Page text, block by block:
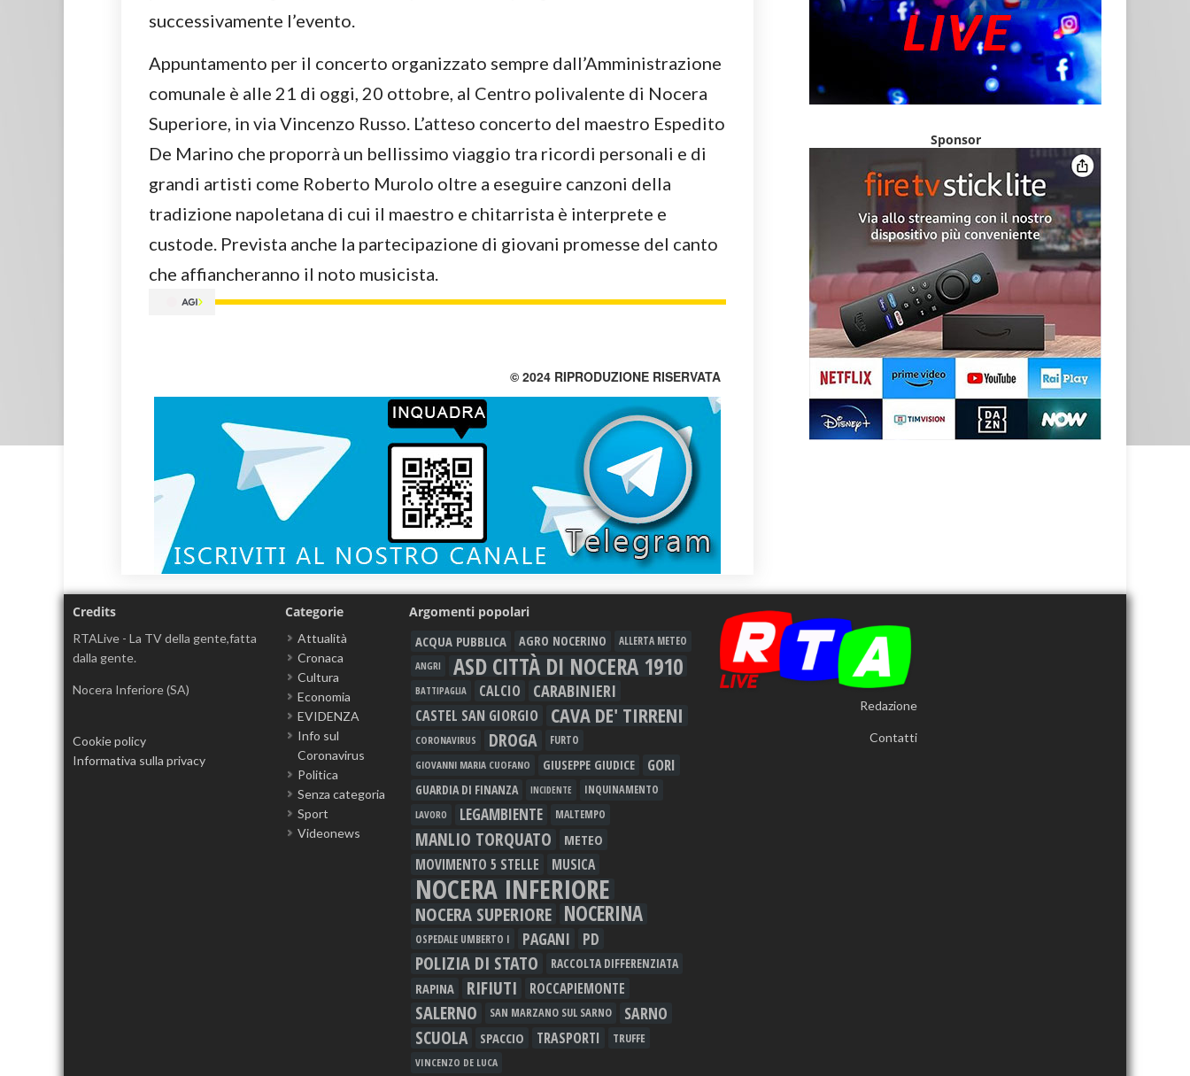
successivamente l’evento.
Appuntamento per il concerto organizzato sempre dall’Amministrazione
comunale è alle 21 di oggi, 20 ottobre, al Centro polivalente di Nocera
Superiore, in via Vincenzo Russo. L’atteso concerto del maestro Espedito
De Marino che proporrà un bellissimo viaggio tra ricordi personali e di
grandi artisti come Roberto Murolo oltre a eseguire canzoni della
tradizione napoletana di cui il maestro e chitarrista è interprete e
custode. Prevista anche la partecipazione di giovani promesse del canto
che affiancheranno il noto musicista.
© 2024 RIPRODUZIONE RISERVATA
Sponsor
Credits
RTALive - La TV della gente,fatta
dalla gente.
Nocera Inferiore (SA)
Cookie policy
Informativa sulla privacy
Categorie
Attualità
Cronaca
Cultura
Economia
EVIDENZA
Info sul
Coronavirus
Politica
Senza categoria
Sport
Videonews
Argomenti popolari
ACQUA PUBBLICA AGRO NOCERINO
ALLERTA METEO
ANGRI
ASD CITTÀ DI NOCERA 1910
BATTIPAGLIA CALCIO CARABINIERI
CASTEL SAN GIORGIO CAVA DE' TIRRENI
CORONAVIRUS DROGA FURTO
GIOVANNI MARIA CUOFANO GIUSEPPE GIUDICE GORI
GUARDIA DI FINANZA INCIDENTE INQUINAMENTO
LAVORO LEGAMBIENTE MALTEMPO
MANLIO TORQUATO METEO
MOVIMENTO 5 STELLE MUSICA
NOCERA INFERIORE
NOCERA SUPERIORE NOCERINA
OSPEDALE UMBERTO I PAGANI PD
POLIZIA DI STATO RACCOLTA DIFFERENZIATA
RAPINA RIFIUTI ROCCAPIEMONTE
SALERNO SAN MARZANO SUL SARNO SARNO
SCUOLA SPACCIO TRASPORTI TRUFFE
VINCENZO DE LUCA
Redazione
Contatti